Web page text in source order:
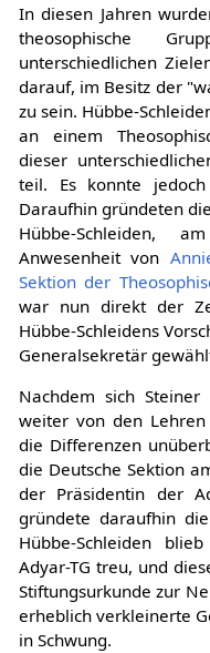
In diesen Jahren
theosophische
unterschiedlichen
darauf, im Besitz der
zu sein. Hübbe-
an einem
dieser
teil. Es konnte
Daraufhin gründeten
Hübbe-Schleiden,
Anwesenheit von
Sektion der
war nun direkt der
Hübbe-Schleidens
Generalsekretär
Nachdem sich
weiter von den
die Differenzen
die Deutsche Sektion
der Präsidentin der
gründete daraufhin
Hübbe-Schleiden
Adyar-TG treu, und
Stiftungsurkunde zur
erheblich verkleinerte
in Schwung.